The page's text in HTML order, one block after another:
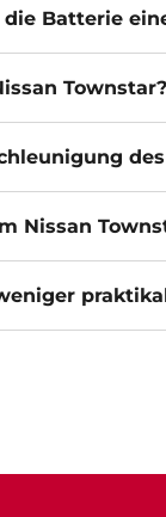
Batterie
Townstar?
Nissan